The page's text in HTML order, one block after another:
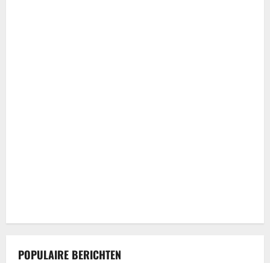
POPULAIRE BERICHTEN